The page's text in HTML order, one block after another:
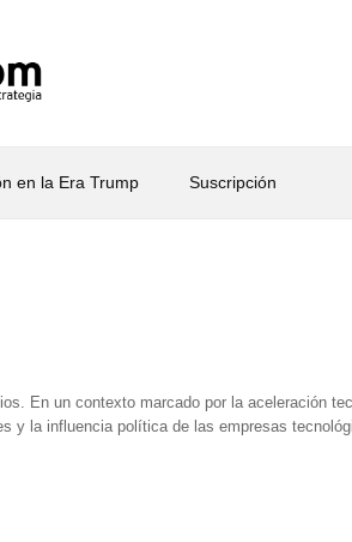
en la Era Trump Suscripción
En un contexto marcado por la aceleración
y la influencia política de las empresas